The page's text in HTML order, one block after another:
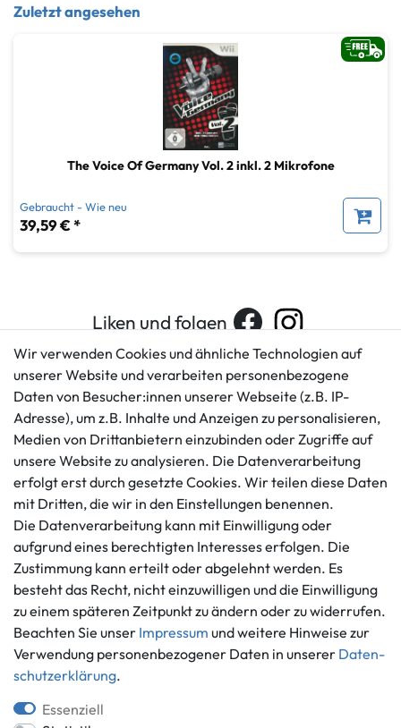
Zuletzt angesehen
The Voice Of Germany Vol. 2 inkl. 2 Mikrofone
Gebraucht - Wie neu
39,59 € *
Liken und folgen
Kundenservice
+49 421 596586
info@gameworld.de
Kontaktformular
Rechtliches
AGB
Impressum
Datenschutzerklärung
Widerrufs­recht
Vertrag widerrufen
Informationen
Über uns
Häufig gestellte Fragen
Zahlung und Versand
Zahlungsmöglichkeiten
Wir verwenden Cookies und ähnliche Technologien auf
unserer Website und verarbeiten personenbezogene
Daten von Besucher:innen unserer Webseite (z.B. IP-
Adresse), um z.B. Inhalte und Anzeigen zu personalisieren,
Medien von Drittanbietern einzubinden oder Zugriffe auf
unsere Website zu analysieren. Die Datenverarbeitung
erfolgt erst durch gesetzte Cookies. Wir teilen diese Daten
mit Dritten, die wir in den Einstellungen benennen.
Die Datenverarbeitung kann mit Einwilligung oder
aufgrund eines berechtigten Interesses erfolgen. Die
Zustimmung kann erteilt oder abgelehnt werden. Es
besteht das Recht, nicht einzuwilligen und die Einwilligung
zu einem späteren Zeitpunkt zu ändern oder zu widerrufen.
Beachten Sie unser Impressum und weitere Hinweise zur
Verwendung personenbezogener Daten in unserer Daten­
schutz­erklärung.
Essenziell